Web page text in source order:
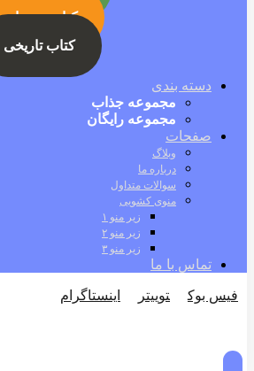
کتاب رمز ارز
کتاب تاریخی
دسته بندی
مجموعه جذاب
مجموعه رایگان
صفحات
وبلاگ
درباره ما
سوالات متداول
منوی کشویی
زیر منو ۱
زیر منو ۲
زیر منو ۳
تماس با ما
فیس بوک توییتر
اینستاگرام